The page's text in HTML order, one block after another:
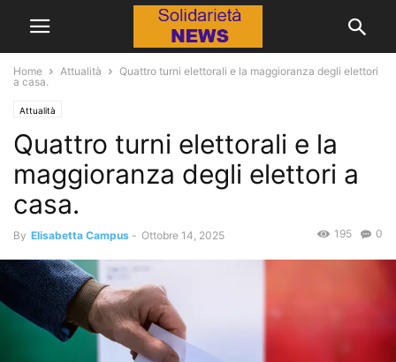
Home Attualità
Quattro turni elettorali e la maggioranza degli elettori
a casa.
Attualità
Quattro turni elettorali e la
maggioranza degli elettori a
casa.
By Elisabetta Campus - Ottobre 14, 2025 0
195